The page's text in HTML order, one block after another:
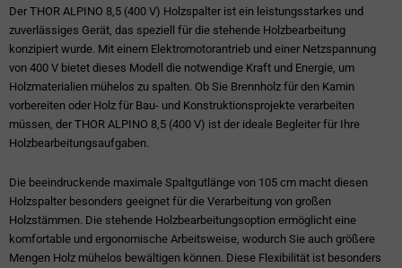
Der THOR ALPINO 8,5 (400 V) Holzspalter ist ein leistungsstarkes und
zuverlässiges Gerät, das speziell für die stehende Holzbearbeitung
konzipiert wurde. Mit einem Elektromotorantrieb und einer Netzspannung
von 400 V bietet dieses Modell die notwendige Kraft und Energie, um
Holzmaterialien mühelos zu spalten. Ob Sie Brennholz für den Kamin
vorbereiten oder Holz für Bau- und Konstruktionsprojekte verarbeiten
müssen, der THOR ALPINO 8,5 (400 V) ist der ideale Begleiter für Ihre
Holzbearbeitungsaufgaben.
Die beeindruckende maximale Spaltgutlänge von 105 cm macht diesen
Holzspalter besonders geeignet für die Verarbeitung von großen
Holzstämmen. Die stehende Holzbearbeitungsoption ermöglicht eine
komfortable und ergonomische Arbeitsweise, wodurch Sie auch größere
Mengen Holz mühelos bewältigen können. Diese Flexibilität ist besonders